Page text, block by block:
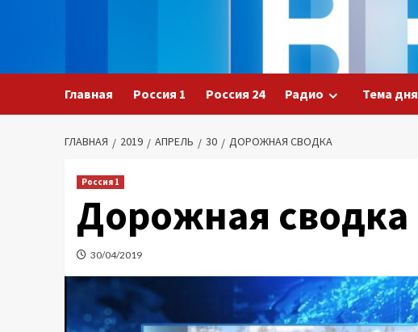
Главная Россия 1 Россия 24 Радио Тема дня
ГЛАВНАЯ 2019 АПРЕЛЬ 30 ДОРОЖНАЯ СВОДКА
Россия 1
Дорожная сводка
30/04/2019